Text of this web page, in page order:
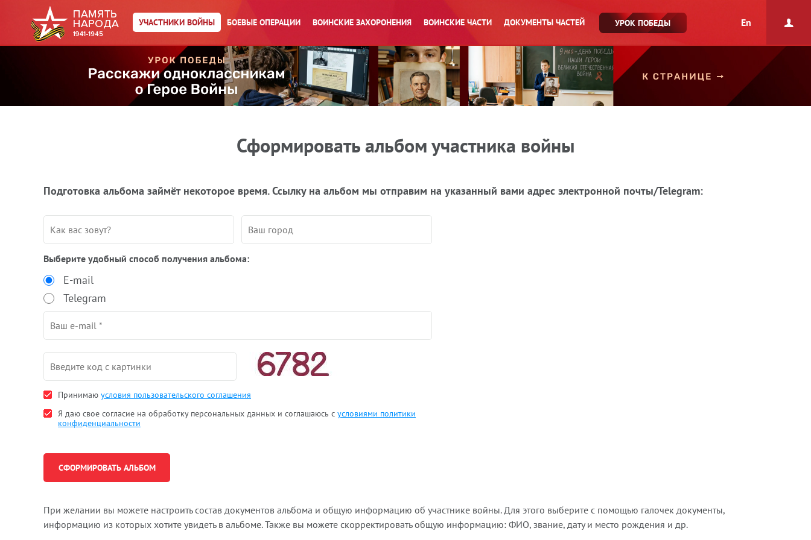
УЧАСТНИКИ ВОЙНЫ БОЕВЫЕ ОПЕРАЦИИ ВОИНСКИЕ ЗАХОРОНЕНИЯ ВОИНСКИЕ ЧАСТИ ДОКУМЕНТЫ ЧАСТЕЙ УРОК ПОБЕДЫ En
Сформировать альбом участника войны
Подготовка альбома займёт некоторое время. Ссылку на альбом мы отправим на указанный вами адрес электронной почты/Telegram:
Выберите удобный способ получения альбома:
E-mail
Telegram
Принимаю условия пользовательского соглашения
Я даю свое согласие на обработку персональных данных и соглашаюсь с условиями политики
конфиденциальности
При желании вы можете настроить состав документов альбома и общую информацию об участнике войны. Для этого выберите с помощью галочек документы,
информацию из которых хотите увидеть в альбоме. Также вы можете скорректировать общую информацию: ФИО, звание, дату и место рождения и др.